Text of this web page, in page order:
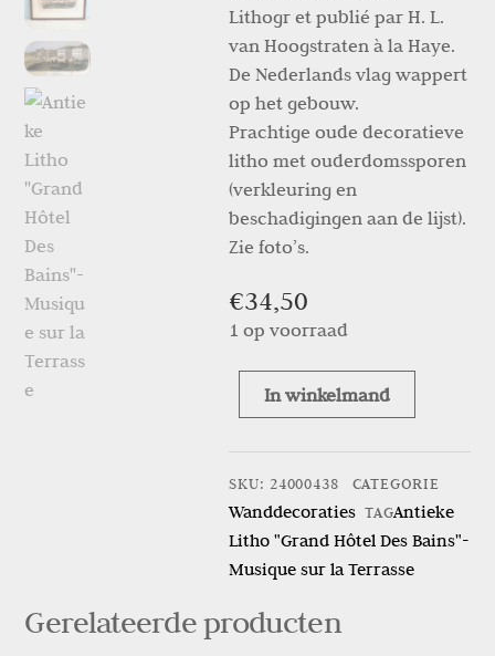
Lithogr et publié par H. L.
van Hoogstraten à la Haye.
De Nederlands vlag wappert
op het gebouw.
Prachtige oude decoratieve
litho met ouderdomssporen
(verkleuring en
beschadigingen aan de lijst).
Zie foto’s.
€34,50
1 op voorraad
Antieke
Hôtel
Des
Bains"-
Musique
la
In winkelmand
SKU: 24000438 CATEGORIE
Wanddecoraties TAGAntieke
Litho "Grand Hôtel Des Bains"-
Musique sur la Terrasse
Gerelateerde producten